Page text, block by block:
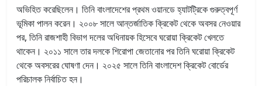
অভিহিত করেছিলেন। তিনি বাংলাদেশের প্রথম ওয়ানডে হ্যাটট্রিকে গুরুত্বপূর্ণ
ভূমিকা পালন করেন। ২০০৮ সালে আন্তর্জাতিক ক্রিকেট থেকে অবসর নেওয়ার
পর, তিনি রাজশাহী বিভাগ দলের অধিনায়ক হিসেবে ঘরোয়া ক্রিকেট খেলতে
থাকেন। ২০১১ সালে তার দলকে শিরোপা জেতানোর পর তিনি ঘরোয়া ক্রিকেট
থেকে অবসরের ঘোষণা দেন। ২০২৫ সালে তিনি বাংলাদেশ ক্রিকেট বোর্ডের
পরিচালক নির্বাচিত হন।